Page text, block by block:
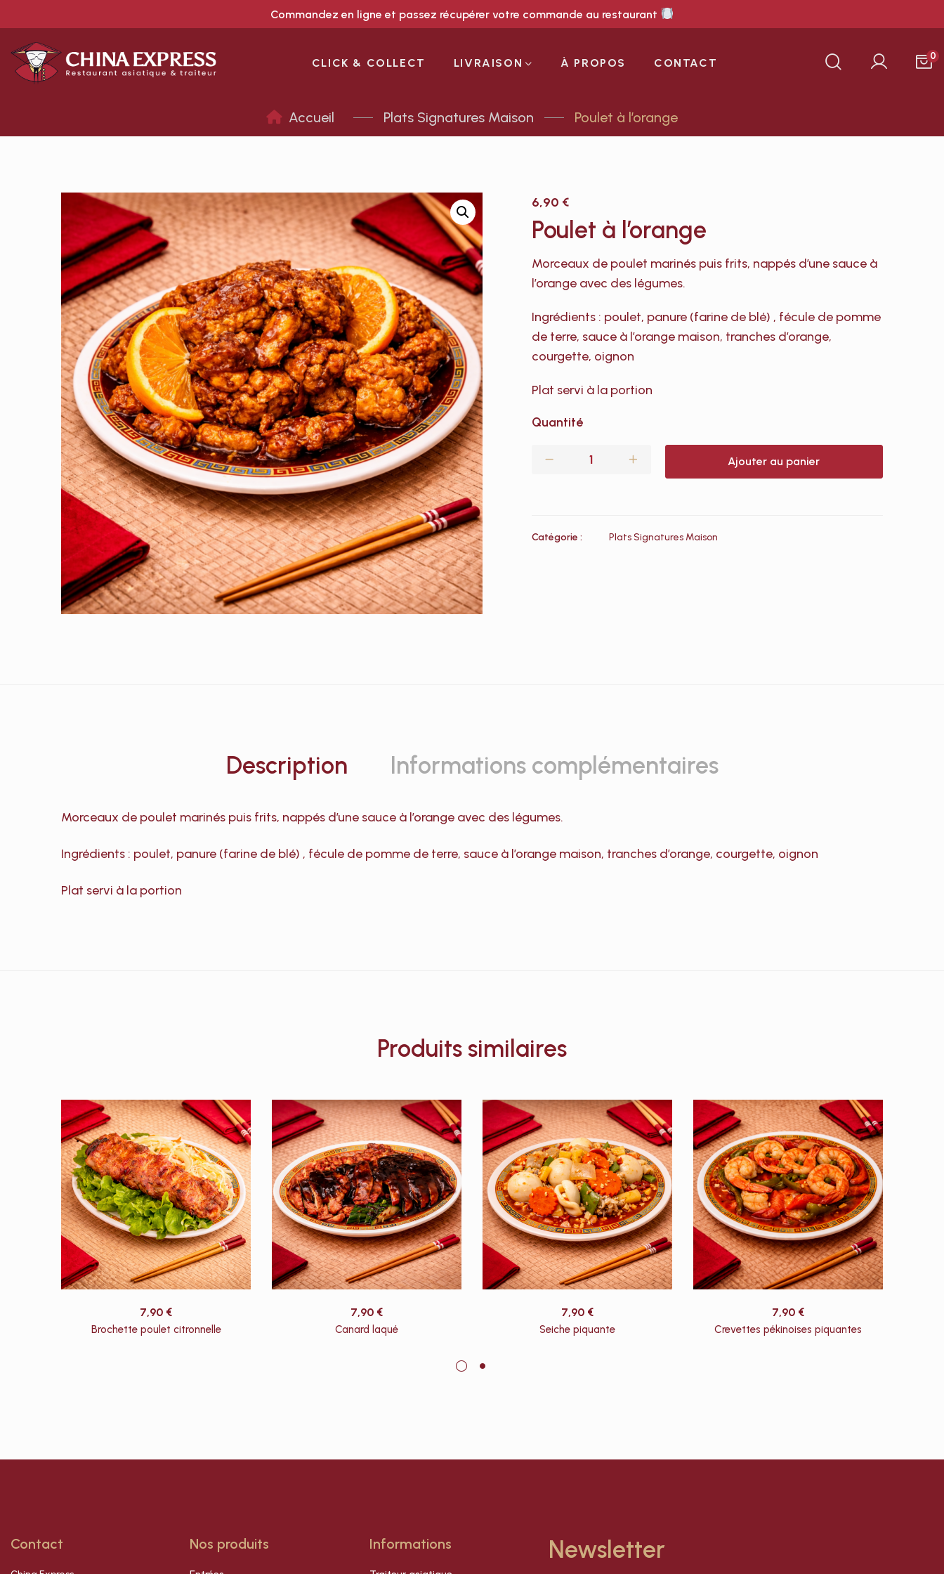
Commandez en ligne et passez récupérer votre commande au restaurant
CLICK & COLLECT LIVRAISON À PROPOS CONTACT
0
Plats Signatures Maison Poulet à l’orange
6,90 €
Poulet à l’orange
Morceaux de poulet marinés puis frits, nappés d’une sauce à
l’orange avec des légumes.
Ingrédients : poulet, panure (farine de blé) , fécule de pomme
de terre, sauce à l’orange maison, tranches d’orange,
courgette, oignon
Plat servi à la portion
Quantité
Ajouter au panier
Catégorie : Plats Signatures Maison
Description Informations complémentaires
Morceaux de poulet marinés puis frits, nappés d’une sauce à l’orange avec des légumes.
Ingrédients : poulet, panure (farine de blé) , fécule de pomme de terre, sauce à l’orange maison, tranches d’orange, courgette, oignon
Plat servi à la portion
Produits similaires
7,90 €
Brochette poulet citronnelle
7,90 €
Canard laqué
7,90 €
Seiche piquante
7,90 €
Crevettes pékinoises piquantes
Contact Nos produits Informations Newsletter